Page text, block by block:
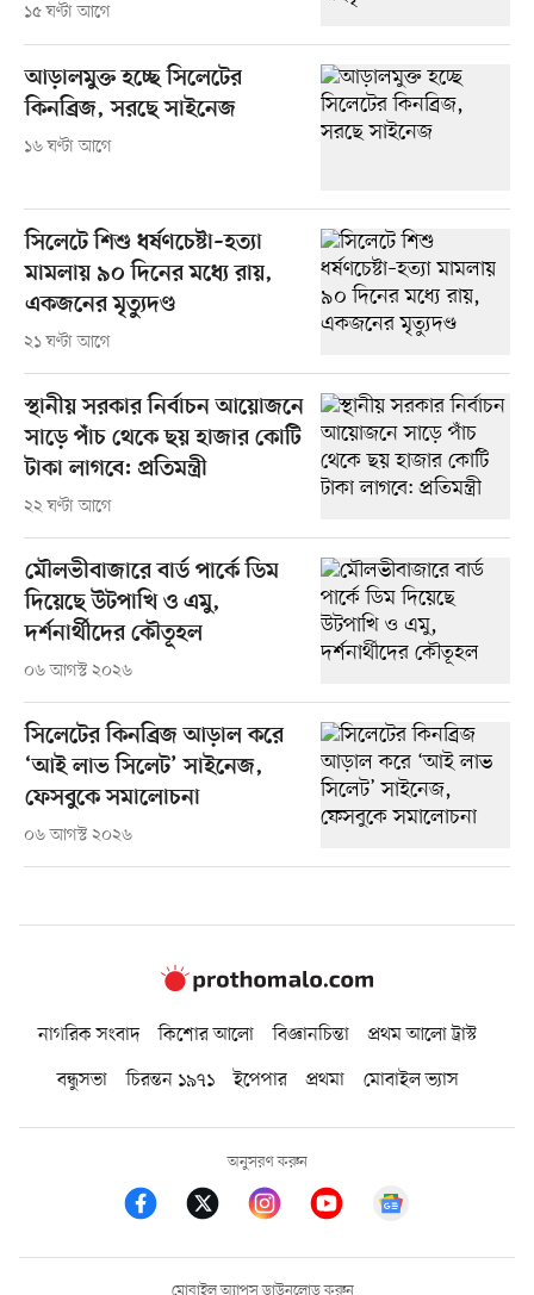
১৫ ঘণ্টা আগে
আড়ালমুক্ত হচ্ছে সিলেটের
কিনব্রিজ, সরছে সাইনেজ
১৬ ঘণ্টা আগে
সিলেটে শিশু ধর্ষণচেষ্টা–হত্যা
মামলায় ৯০ দিনের মধ্যে রায়,
একজনের মৃত্যুদণ্ড
২১ ঘণ্টা আগে
স্থানীয় সরকার নির্বাচন আয়োজনে
সাড়ে পাঁচ থেকে ছয় হাজার কোটি
টাকা লাগবে: প্রতিমন্ত্রী
২২ ঘণ্টা আগে
মৌলভীবাজারে বার্ড পার্কে ডিম
দিয়েছে উটপাখি ও এমু,
দর্শনার্থীদের কৌতূহল
০৬ আগস্ট ২০২৬
সিলেটের কিনব্রিজ আড়াল করে
‘আই লাভ সিলেট’ সাইনেজ,
ফেসবুকে সমালোচনা
০৬ আগস্ট ২০২৬
নাগরিক সংবাদ কিশোর আলো বিজ্ঞানচিন্তা
প্রথম আলো ট্রাস্ট
বন্ধুসভা
চিরন্তন ১৯৭১ ইপেপার প্রথমা মোবাইল ভ্যাস
অনুসরণ করুন